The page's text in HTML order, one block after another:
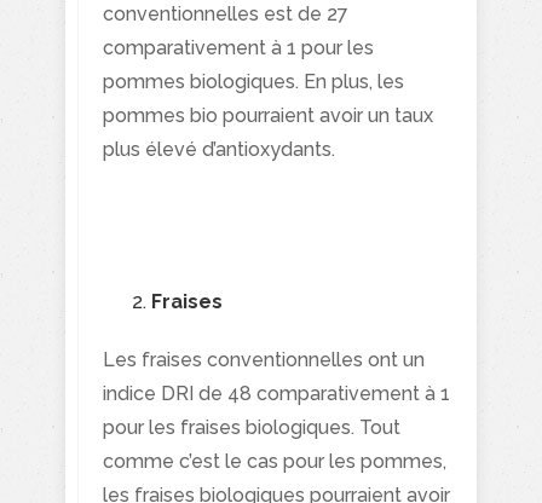
conventionnelles est de 27
comparativement à 1 pour les
pommes biologiques. En plus, les
pommes bio pourraient avoir un taux
plus élevé d’antioxydants.
Fraises
Les fraises conventionnelles ont un
indice DRI de 48 comparativement à 1
pour les fraises biologiques. Tout
comme c’est le cas pour les pommes,
les fraises biologiques pourraient avoir